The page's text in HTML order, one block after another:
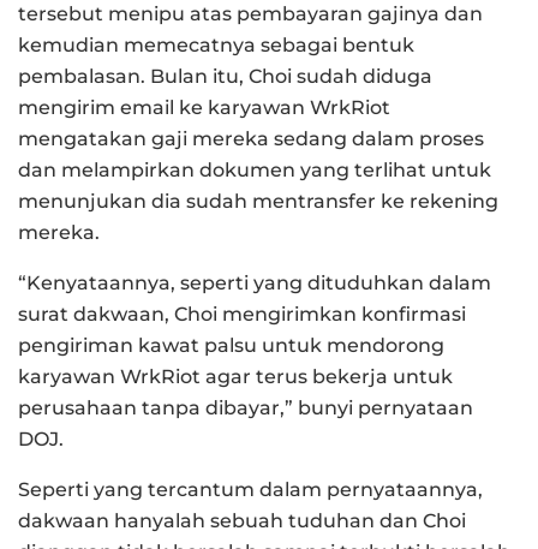
tersebut menipu atas pembayaran gajinya dan
kemudian memecatnya sebagai bentuk
pembalasan. Bulan itu, Choi sudah diduga
mengirim email ke karyawan WrkRiot
mengatakan gaji mereka sedang dalam proses
dan melampirkan dokumen yang terlihat untuk
menunjukan dia sudah mentransfer ke rekening
mereka.
“Kenyataannya, seperti yang dituduhkan dalam
surat dakwaan, Choi mengirimkan konfirmasi
pengiriman kawat palsu untuk mendorong
karyawan WrkRiot agar terus bekerja untuk
perusahaan tanpa dibayar,” bunyi pernyataan
DOJ.
Seperti yang tercantum dalam pernyataannya,
dakwaan hanyalah sebuah tuduhan dan Choi